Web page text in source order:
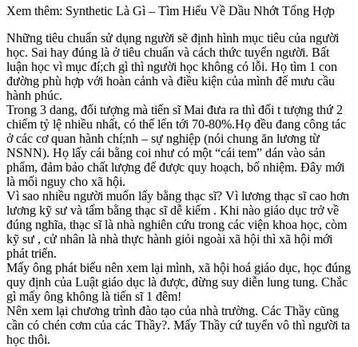
Xem thêm: Synthetic Là Gì – Tìm Hiểu Về Dầu Nhớt Tổng Hợp
Những tiêu chuẩn sử dụng người sẽ định hình mục tiêu của người
học. Sai hay đúng là ở tiêu chuẩn và cách thức tuyển người. Bất
luận học vì mục đí;ch gì thì người học không có lỗi. Họ tìm 1 con
đường phù hợp với hoàn cảnh và điều kiện của mình để mưu cầu
hành phúc.
Trong 3 dang, đối tượng mà tiến sĩ Mai đưa ra thì đối t tượng thứ 2
chiếm tỷ lệ nhiều nhất, có thể lến tới 70-80%.Họ đều đang công tác
ở các cơ quan hành chí;nh – sự nghiệp (nói chung ăn lương từ
NSNN). Họ lấy cái bằng coi như có một “cái tem” dán vào sản
phẩm, đảm bảo chất lượng để được quy hoạch, bổ nhiệm. Đây mới
là mối nguy cho xã hội.
Vì sao nhiều người muốn lấy bằng thạc sĩ? Vì lương thạc sĩ cao hơn
lương kỹ sư và tấm bằng thạc sĩ dễ kiếm . Khi nào giáo dục trở về
đúng nghĩa, thạc sĩ là nhà nghiên cứu trong các viện khoa học, còm
kỹ sư , cử nhân là nhà thực hành giỏi ngoài xã hội thì xã hội mới
phát triển.
Mấy ông phát biểu nên xem lại mình, xã hội hoá giáo dục, học đúng
quy định của Luật giáo dục là được, đừng suy diễn lung tung. Chắc
gì mấy ông không là tiến sĩ 1 đêm!
Nên xem lại chương trình đào tạo của nhà trường. Các Thầy cũng
cần có chén cơm của các Thầy?. Mấy Thầy cứ tuyển vô thì người ta
học thôi.